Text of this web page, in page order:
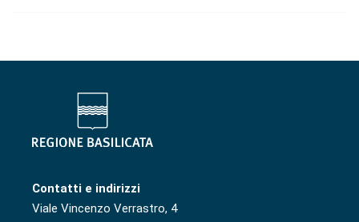
Contatti e indirizzi
Viale Vincenzo Verrastro, 4